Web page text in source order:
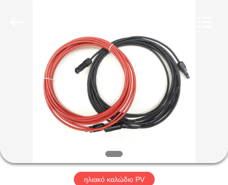
ΠΡΟΪΌΝΤΑ
ΒΊΝΤΕΟ
ΠΕΡΊΠΟΥ
ΕΜΕΊΣ
ηλιακό καλώδιο PV